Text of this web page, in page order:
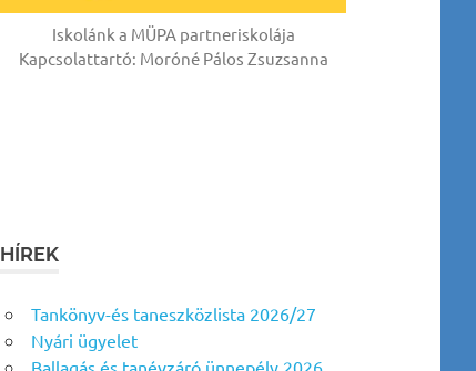
Iskolánk a MÜPA partneriskolája
Kapcsolattartó: Moróné Pálos Zsuzsanna
HÍREK
Tankönyv-és taneszközlista 2026/27
Nyári ügyelet